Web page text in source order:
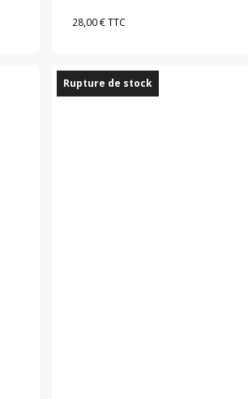
28,00€TTC
Rupture de stock